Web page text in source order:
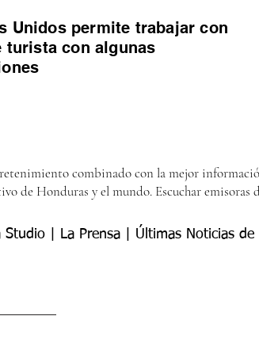
Unidos permite trabajar con
turista con algunas
combinado con la mejor
de Honduras y el mundo. Escuchar
Studio | La Prensa | Últimas Noticias de